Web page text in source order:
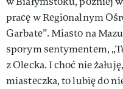
pracę w Regionalnym
Garbate”. Miasto na
sporym sentymentem,
z Olecka. I choć nie
miasteczka, to lubię do